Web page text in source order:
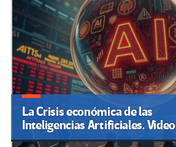
La Crisis económica de las
Inteligencias Artificiales. Video